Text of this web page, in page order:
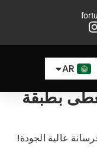
AR
ES
FR
بطبقة
عالية الجودة!